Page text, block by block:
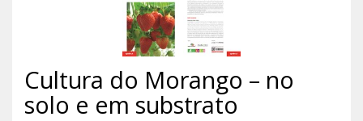
Cultura do Morango – no
solo e em substrato